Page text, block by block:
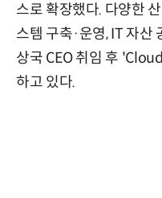
스로 확장했다. 다양한
스템 구축·운영, IT 자산
상국 CEO 취임 후
하고 있다.